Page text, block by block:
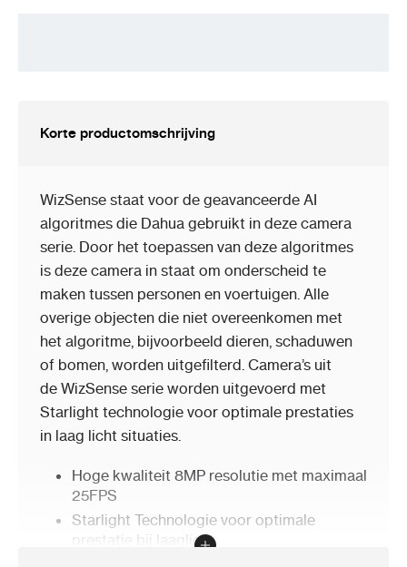
Korte productomschrijving
WizSense staat voor de geavanceerde AI
algoritmes die Dahua gebruikt in deze camera
serie. Door het toepassen van deze algoritmes
is deze camera in staat om onderscheid te
maken tussen personen en voertuigen. Alle
overige objecten die niet overeenkomen met
het algoritme, bijvoorbeeld dieren, schaduwen
of bomen, worden uitgefilterd. Camera’s uit
de WizSense serie worden uitgevoerd met
Starlight technologie voor optimale prestaties
in laag licht situaties.
Hoge kwaliteit 8MP resolutie met maximaal
25FPS
Starlight Technologie voor optimale
prestatie bij laaglicht